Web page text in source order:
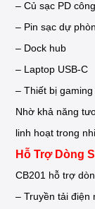
– Củ sạc PD
– Pin sạc dự
– Dock hub
– Laptop USB-C
– Thiết bị
Nhờ khả năng
linh hoạt trong
Hỗ Trợ Dòng
CB201 hỗ trợ
– Truyền tải điện